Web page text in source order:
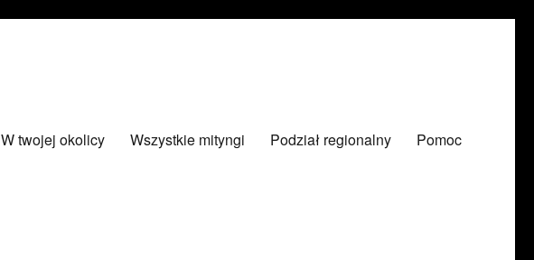
W twojej okolicy Wszystkie mityngi Podział regionalny Pomoc